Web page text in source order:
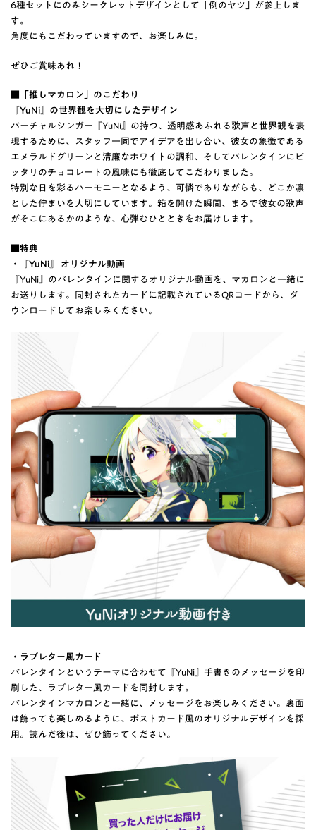
6種セットにのみシークレットデザインとして「例のヤツ」が参上しま
す。
角度にもこだわっていますので、お楽しみに。
ぜひご賞味あれ！
■「推しマカロン」のこだわり
『YuNi』の世界観を大切にしたデザイン
バーチャルシンガー『YuNi』の持つ、透明感あふれる歌声と世界観を表
現するために、スタッフ一同でアイデアを出し合い、彼女の象徴である
エメラルドグリーンと清廉なホワイトの調和、そしてバレンタインにピ
ッタリのチョコレートの風味にも徹底してこだわりました。
特別な日を彩るハーモニーとなるよう、可憐でありながらも、どこか凛
とした佇まいを大切にしています。箱を開けた瞬間、まるで彼女の歌声
がそこにあるかのような、心弾むひとときをお届けします。
■特典
・『YuNi』 オリジナル動画
『YuNi』のバレンタインに関するオリジナル動画を、マカロンと一緒に
お送りします。同封されたカードに記載されているQRコードから、ダ
ウンロードしてお楽しみください。
・ラブレター風カード
バレンタインというテーマに合わせて『YuNi』手書きのメッセージを印
刷した、ラブレター風カードを同封します。
バレンタインマカロンと一緒に、メッセージをお楽しみください。裏面
は飾っても楽しめるように、ポストカード風のオリジナルデザインを採
用。読んだ後は、ぜひ飾ってください。